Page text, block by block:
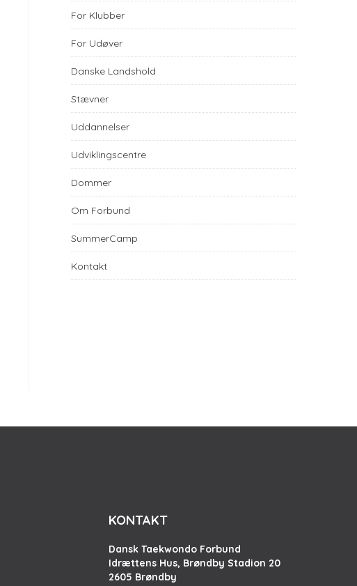
For Klubber
For Udøver
Danske Landshold
Stævner
Uddannelser
Udviklingscentre
Dommer
Om Forbund
SummerCamp
Kontakt
KONTAKT
Dansk Taekwondo Forbund
Idrættens Hus, Brøndby Stadion 20
2605 Brøndby